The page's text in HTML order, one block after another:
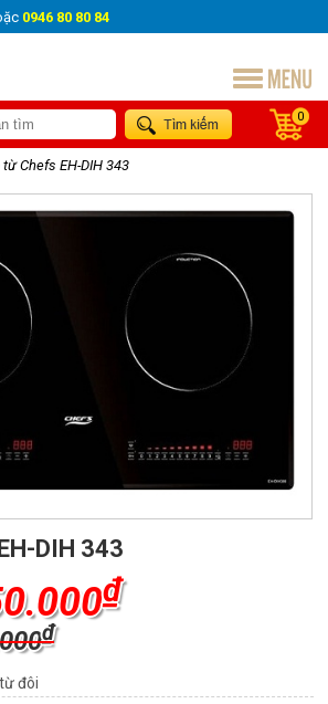
0946 80 80 84
0
từ Chefs EH-DIH 343
DIH 343
₫
₫
đôi